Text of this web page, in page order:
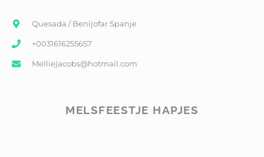
Quesada / Benijofar Spanje
+0031616255657
Melliejacobs@hotmail.com
MELSFEESTJE HAPJES